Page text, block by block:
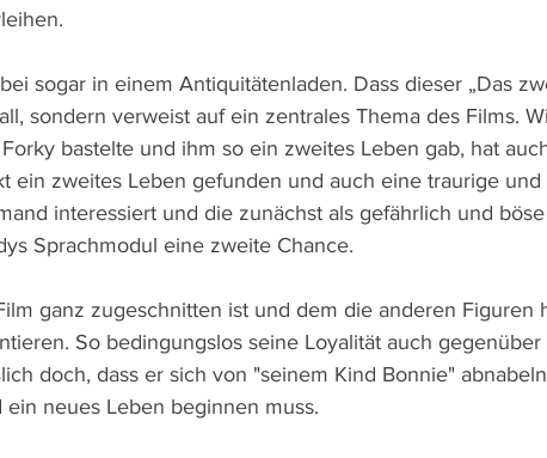
sogar in einem Antiquitätenladen. Dass dieser „Das
sondern verweist auf ein zentrales Thema des Films.
bastelte und ihm so ein zweites Leben gab, hat
ein zweites Leben gefunden und auch eine traurige und
interessiert und die zunächst als gefährlich und böse
Sprachmodul eine zweite Chance.
ganz zugeschnitten ist und dem die anderen Figuren
So bedingungslos seine Loyalität auch gegenüber
doch, dass er sich von "seinem Kind Bonnie"
neues Leben beginnen muss.